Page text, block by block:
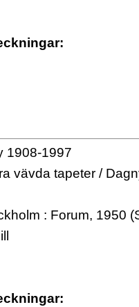
1908-1997
vävda tapeter /
: Forum, 1950